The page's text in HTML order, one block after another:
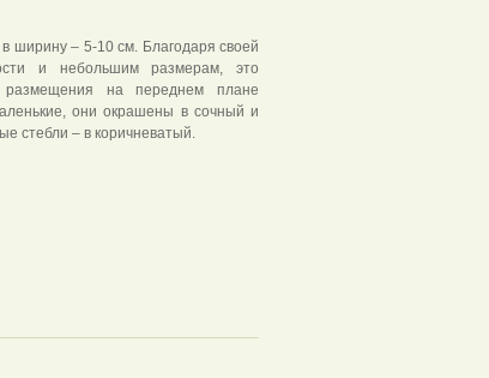
в ширину – 5-10 см. Благодаря своей
и небольшим размерам, это
на переднем плане
они окрашены в сочный и
стебли – в коричневатый.